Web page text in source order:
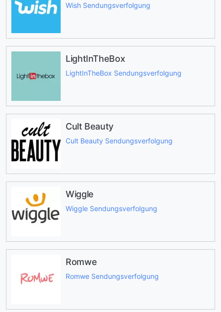
Wish Sendungsverfolgung
LightInTheBox
LightInTheBox Sendungsverfolgung
Cult Beauty
Cult Beauty Sendungsverfolgung
Wiggle
Wiggle Sendungsverfolgung
Romwe
Romwe Sendungsverfolgung